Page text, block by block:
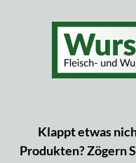
Klappt etwas
Produkten? Zögern